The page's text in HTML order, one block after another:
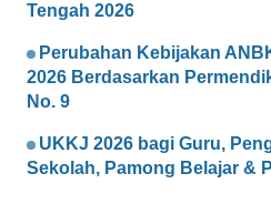
Tengah 2026
Perubahan Kebijakan
2026 Berdasarkan
No. 9
UKKJ 2026 bagi Guru,
Sekolah, Pamong Belajar &